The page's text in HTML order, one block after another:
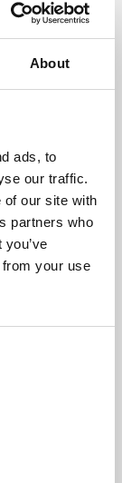
About
ads, to
our traffic.
of our site with
partners who
your use
124
65,7
413
100